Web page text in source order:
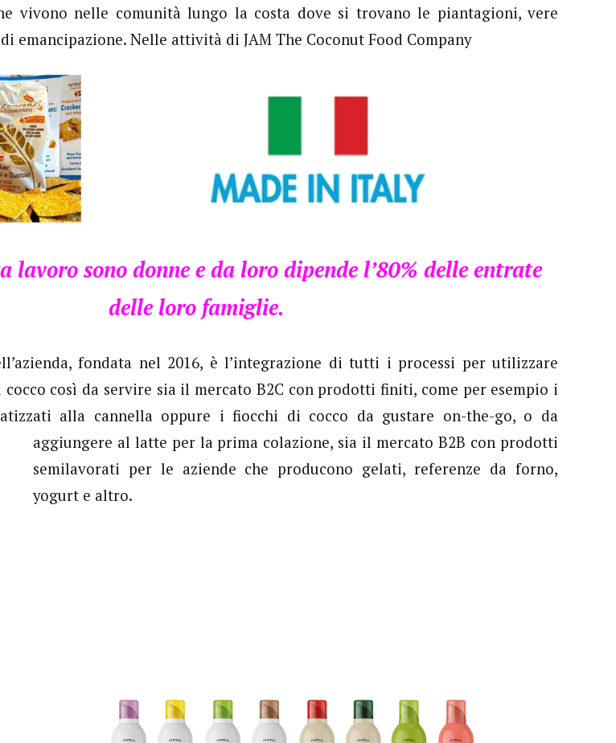
vivono nelle comunità lungo la costa dove si trovano le piantagioni, vere
emancipazione. Nelle attività di JAM The Coconut Food Company
lavoro sono donne e da loro dipende l’80% delle entrate
delle loro famiglie.
fondata nel 2016, è l’integrazione di tutti i processi per utilizzare
cocco così da servire sia il mercato B2C con prodotti finiti, come per esempio i
alla cannella oppure i fiocchi di cocco da gustare on-the-go, o da
aggiungere al latte per la prima colazione, sia il mercato B2B con prodotti
semilavorati per le aziende che producono gelati, referenze da forno,
yogurt e altro.